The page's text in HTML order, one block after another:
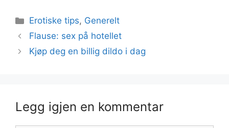
Kategorier
Erotiske tips, Generelt
Flause: sex på hotellet
Kjøp deg en billig dildo i dag
Legg igjen en kommentar